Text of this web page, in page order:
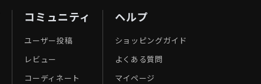
コミュニティ
ユーザー投稿
レビュー
コーディネート
ヘルプ
ショッピングガイド
よくある質問
マイページ